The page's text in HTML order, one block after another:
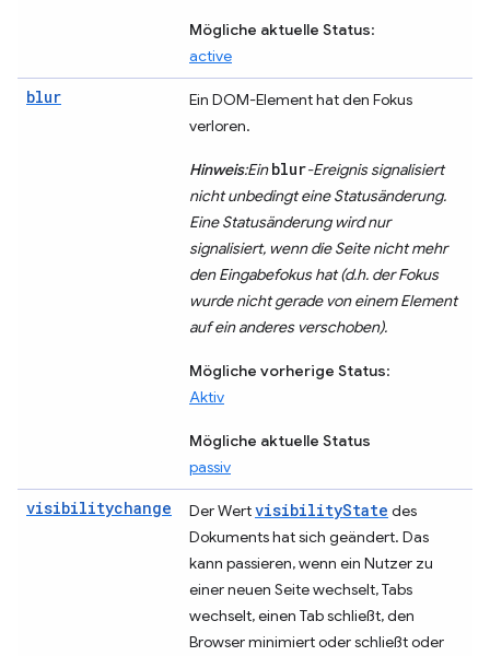
Mögliche aktuelle Status:
active
blur
Ein DOM-Element hat den Fokus
verloren.
Hinweis:Einblur-Ereignis signalisiert
nicht unbedingt eine Statusänderung.
Eine Statusänderung wird nur
signalisiert, wenn die Seite nicht mehr
den Eingabefokus hat (d.h. der Fokus
wurde nicht gerade von einem Element
auf ein anderes verschoben).
Mögliche vorherige Status:
Aktiv
Mögliche aktuelle Status
passiv
visibilitychange Der WertvisibilityState des
Dokuments hat sich geändert. Das
kann passieren, wenn ein Nutzer zu
einer neuen Seite wechselt, Tabs
wechselt, einen Tab schließt, den
Browser minimiert oder schließt oder